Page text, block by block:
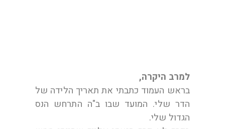
למרב היקרה,
בראש העמוד כתבתי את תאריך הלידה של
הדר שלי. המועד שבו ב"ה התרחש הנס
הגדול שלי.